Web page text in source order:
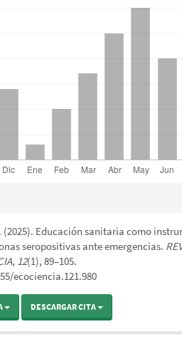
(2025). Educación sanitaria como
seropositivas ante emergencias.
, 12(1), 89–105.
ecociencia.121.980
DESCARGAR CITA